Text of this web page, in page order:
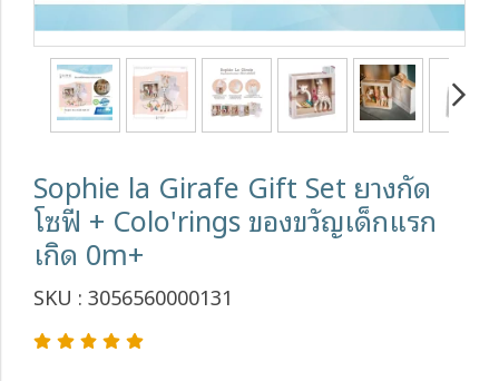
Sophie la Girafe Gift Set ยางกัด
โซฟี + Colo'rings ของขวัญเด็กแรก
เกิด 0m+
SKU : 3056560000131